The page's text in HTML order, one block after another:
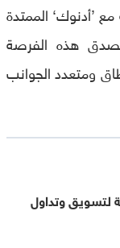
’أدنوك‘ الممتدة
هذه الفرصة
ومتعدد الجوانب
لتسويق وتداول